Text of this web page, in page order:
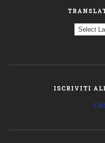
ISCRIVITI